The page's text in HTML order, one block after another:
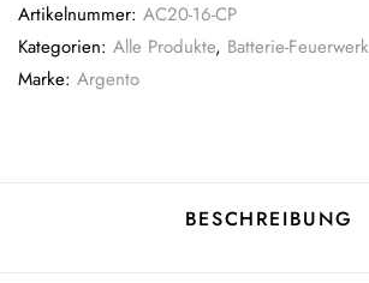
Artikelnummer: AC20-16-CP
Kategorien: Alle Produkte, Batterie-Feuerwerk
Marke: Argento
BESCHREIBUNG